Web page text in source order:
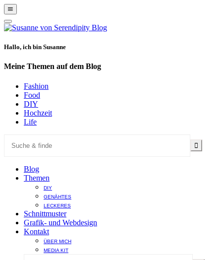
Show
Offscreen
Content
Hide
Offscreen
Hallo, ich bin Susanne
Meine Themen auf dem Blog
Fashion
Food
DIY
Hochzeit
Life
Blog
Themen
DIY
GENÄHTES
LECKERES
Schnittmuster
Grafik- und Webdesign
Kontakt
ÜBER MICH
MEDIA KIT